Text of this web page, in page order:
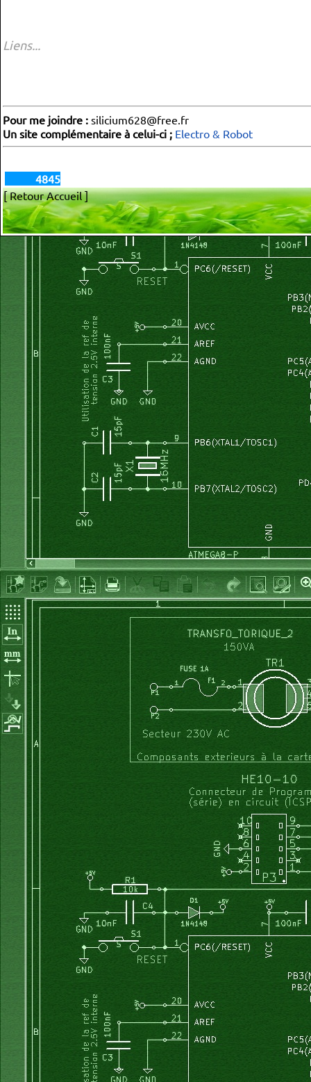
Liens...
Pour me joindre : silicium628@free.fr
Un site complémentaire à celui-ci ; Electro & Robot
4845
[ Retour Accueil ]